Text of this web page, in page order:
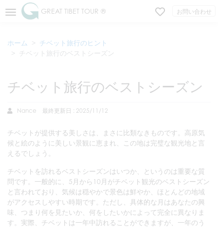
GREAT TIBET TOUR ® お問い合わせ
ホーム
チベット旅行のヒント
チベット旅行のベストシーズン
チベット旅行のベストシーズン
Nance 最終更新日 : 2025/11/12
チベットが提供する美しさは、まさに比類なきものです。高原気
候と絵のように美しい景観に恵まれ、この地は完璧な観光地と言
えるでしょう。
チベットを訪れるベストシーズンはいつか、というのは重要な質
問です。一般的に、5月から10月がチベット観光のベストシーズン
と言われており、気候は穏やかで景色は鮮やか、ほとんどの地域
がアクセスしやすい時期です。ただし、具体的な月はあなたの興
味、つまり何を見たいか、何をしたいかによって完全に異なりま
す。実際、チベットは一年中訪れることができますが、一年のう